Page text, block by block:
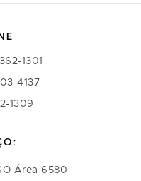
1301
4137
1309
Área 6580